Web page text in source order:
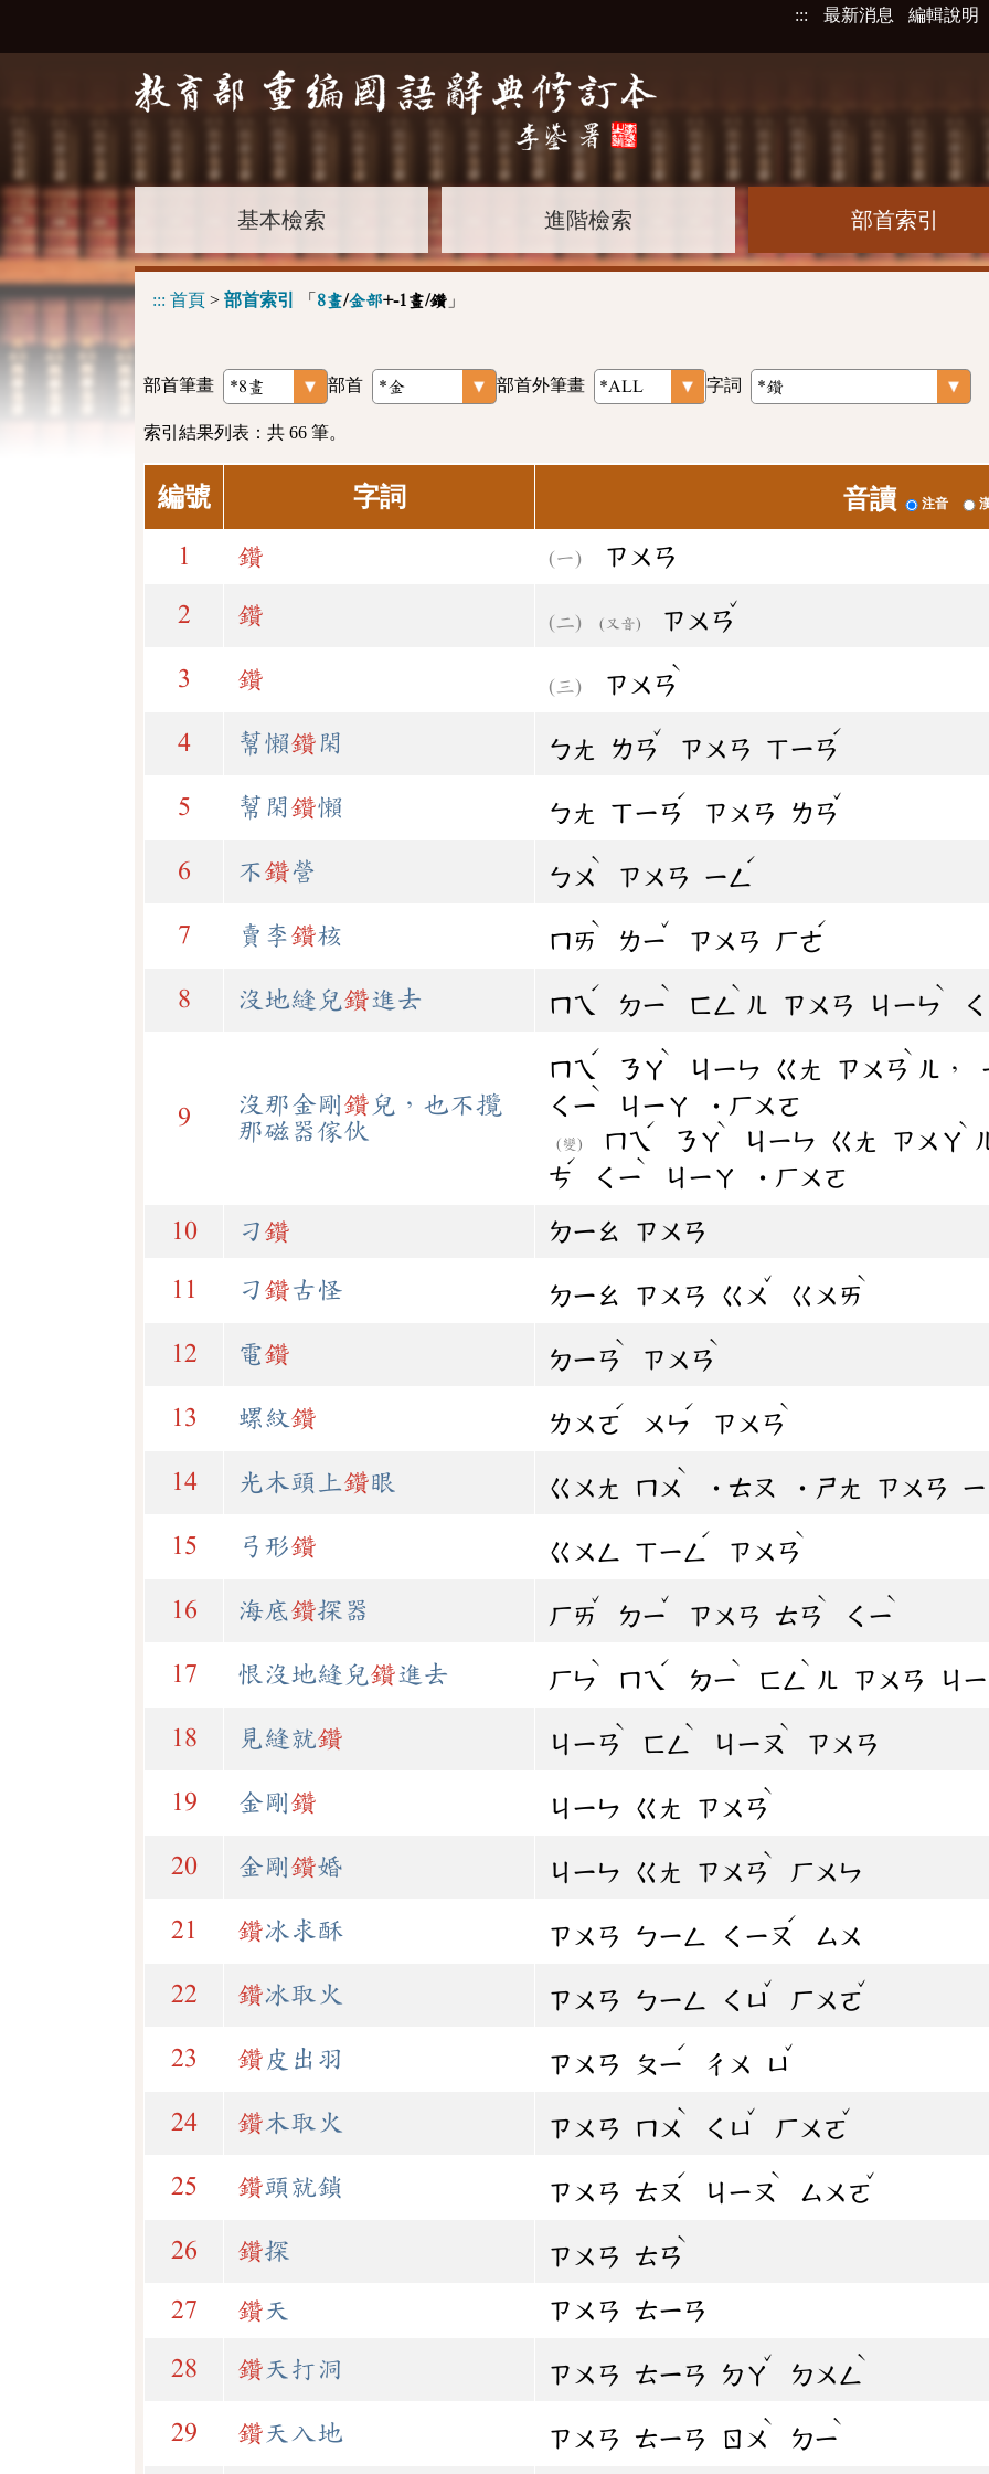
::: 最新消息 編輯說明
基本檢索 進階檢索 部首索引
::: 首頁 > 部首索引 「 8畫/金部+-1畫/鑽 」
部首筆畫 部首 部首外筆畫 字詞
索引結果列表：共 66 筆。
編號 字詞 音讀 注音
1 鑽 ㄗㄨㄢ
2 鑽 (又音) ㄗㄨㄢ
ˇ
3 鑽 ㄗㄨㄢ
ˋ
4 幫懶鑽閑 ㄅㄤ ㄌㄢ
ˇ
ㄗㄨㄢ ㄒㄧㄢ
ˊ
5 幫閑鑽懶 ㄅㄤ ㄒㄧㄢ
ˊ
ㄗㄨㄢ ㄌㄢ
ˇ
6 不鑽營 ㄅㄨ
ˋ
ㄗㄨㄢ ㄧㄥ
ˊ
7 賣李鑽核 ㄇㄞ
ˋ
ㄌㄧ
ˇ
ㄗㄨㄢ ㄏㄜ
ˊ
8 沒地縫兒鑽進去 ㄇㄟ
ˊ
ㄉㄧ
ˋ
ㄈㄥ
ˋ
ㄦ ㄗㄨㄢ ㄐㄧㄣ
ˋ
9 沒那金剛鑽 兒，也不攬
那磁器傢伙
ㄇㄟ
ˊ
ㄋㄚ
ˋ
ㄐㄧㄣ ㄍㄤ ㄗㄨㄢ
ˋ
ㄦ ，
ㄑㄧ
ˋ
ㄐㄧㄚ ˙ㄏㄨㄛ
(變) ㄇㄟ
ˊ
ㄋㄚ
ˋ
ㄐㄧㄣ ㄍㄤ ㄗㄨㄚ
ˋ
ㄘ
ˊ
ㄑㄧ
ˋ
ㄐㄧㄚ ˙ㄏㄨㄛ
10 刁 鑽 ㄉㄧㄠ ㄗㄨㄢ
11 刁 鑽古怪 ㄉㄧㄠ ㄗㄨㄢ ㄍㄨ
ˇ
ㄍㄨㄞ
ˋ
12 電鑽 ㄉㄧㄢ
ˋ
ㄗㄨㄢ
ˋ
13 螺紋鑽 ㄌㄨㄛ
ˊ
ㄨㄣ
ˊ
ㄗㄨㄢ
ˋ
14 光木頭上鑽眼 ㄍㄨㄤ ㄇㄨ
ˋ
˙ㄊㄡ ˙ㄕㄤ ㄗㄨㄢ
15 弓形鑽 ㄍㄨㄥ ㄒㄧㄥ
ˊ
ㄗㄨㄢ
ˋ
16 海底鑽探器 ㄏㄞ
ˇ
ㄉㄧ
ˇ
ㄗㄨㄢ ㄊㄢ
ˋ
ㄑㄧ
ˋ
17 恨沒地縫兒鑽進去 ㄏㄣ
ˋ
ㄇㄟ
ˊ
ㄉㄧ
ˋ
ㄈㄥ
ˋ
ㄦ ㄗㄨㄢ ㄐ
18 見縫就鑽 ㄐㄧㄢ
ˋ
ㄈㄥ
ˋ
ㄐㄧㄡ
ˋ
ㄗㄨㄢ
19 金剛鑽 ㄐㄧㄣ ㄍㄤ ㄗㄨㄢ
ˋ
20 金剛鑽婚 ㄐㄧㄣ ㄍㄤ ㄗㄨㄢ
ˋ
ㄏㄨㄣ
21 鑽冰求酥 ㄗㄨㄢ ㄅㄧㄥ ㄑㄧㄡ
ˊ
ㄙㄨ
22 鑽冰取火 ㄗㄨㄢ ㄅㄧㄥ ㄑㄩ
ˇ
ㄏㄨㄛ
ˇ
23 鑽 皮出羽 ㄗㄨㄢ ㄆㄧ
ˊ
ㄔㄨ ㄩ
ˇ
24 鑽木取火 ㄗㄨㄢ ㄇㄨ
ˋ
ㄑㄩ
ˇ
ㄏㄨㄛ
ˇ
25 鑽頭就鎖 ㄗㄨㄢ ㄊㄡ
ˊ
ㄐㄧㄡ
ˋ
ㄙㄨㄛ
ˇ
26 鑽探 ㄗㄨㄢ ㄊㄢ
ˋ
27 鑽天 ㄗㄨㄢ ㄊㄧㄢ
28 鑽天打洞 ㄗㄨㄢ ㄊㄧㄢ ㄉㄚ
ˇ
ㄉㄨㄥ
ˋ
29 鑽天入地 ㄗㄨㄢ ㄊㄧㄢ ㄖㄨ
ˋ
ㄉㄧ
ˋ